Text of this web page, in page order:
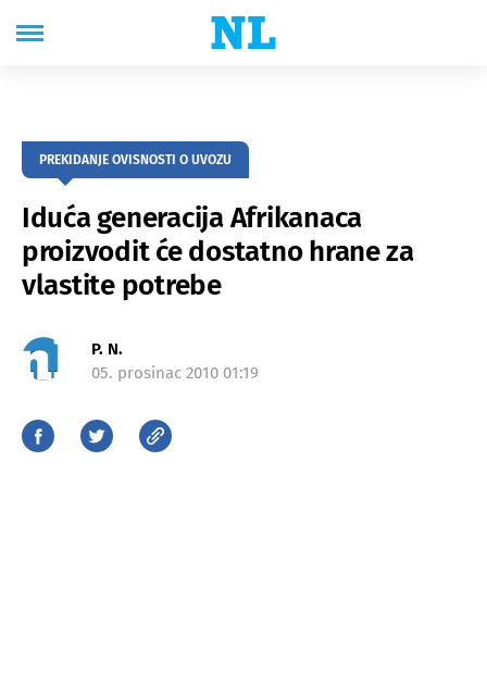
PREKIDANJE OVISNOSTI O UVOZU
Iduća generacija Afrikanaca
proizvodit će dostatno hrane za
vlastite potrebe
P. N.
05. prosinac 2010 01:19